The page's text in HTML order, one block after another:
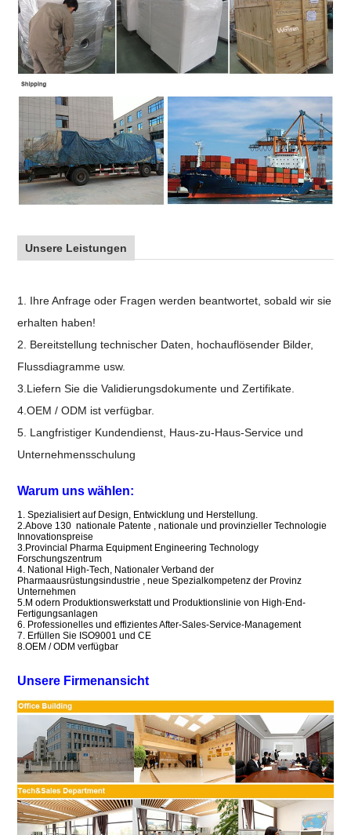
Unsere Leistungen
1. Ihre Anfrage oder Fragen werden beantwortet, sobald wir sie
erhalten haben!
2. Bereitstellung technischer Daten, hochauflösender Bilder,
Flussdiagramme usw.
3.Liefern Sie die Validierungsdokumente und Zertifikate.
4.OEM / ODM ist verfügbar.
5. Langfristiger Kundendienst, Haus-zu-Haus-Service und
Unternehmensschulung
Warum uns wählen:
1. Spezialisiert auf Design, Entwicklung und Herstellung.
2.Above 130nationale Patente , nationale und provinzieller Technologie
Innovationspreise
3.Provincial Pharma Equipment Engineering Technology
Forschungszentrum
4. National High-Tech, Nationaler Verband der
Pharmaausrüstungsindustrie ,neue Spezialkompetenz der Provinz
Unternehmen
5.Modern Produktionswerkstatt und Produktionslinie von High-End-
Fertigungsanlagen
6. Professionelles und effizientes After-Sales-Service-Management
7. Erfüllen Sie ISO9001 und CE
8.OEM / ODM verfügbar
Unsere Firmenansicht